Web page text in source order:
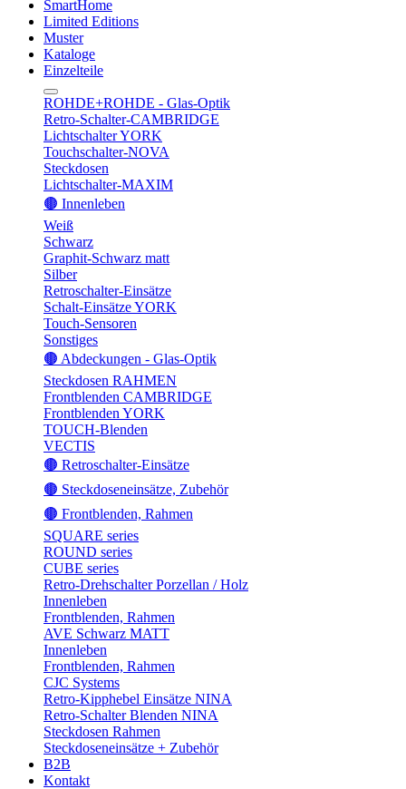
SmartHome
Limited Editions
Muster
Kataloge
Einzelteile
ROHDE+ROHDE - Glas-Optik
Retro-Schalter-CAMBRIDGE
Lichtschalter YORK
Touchschalter-NOVA
Steckdosen
Lichtschalter-MAXIM
🟤 Innenleben
Weiß
Schwarz
Graphit-Schwarz matt
Silber
Retroschalter-Einsätze
Schalt-Einsätze YORK
Touch-Sensoren
Sonstiges
🟤 Abdeckungen - Glas-Optik
Steckdosen RAHMEN
Frontblenden CAMBRIDGE
Frontblenden YORK
TOUCH-Blenden
VECTIS
🟤 Retroschalter-Einsätze
🟤 Steckdoseneinsätze, Zubehör
🟤 Frontblenden, Rahmen
SQUARE series
ROUND series
CUBE series
Retro-Drehschalter Porzellan / Holz
Innenleben
Frontblenden, Rahmen
AVE Schwarz MATT
Innenleben
Frontblenden, Rahmen
CJC Systems
Retro-Kipphebel Einsätze NINA
Retro-Schalter Blenden NINA
Steckdosen Rahmen
Steckdoseneinsätze + Zubehör
B2B
Kontakt